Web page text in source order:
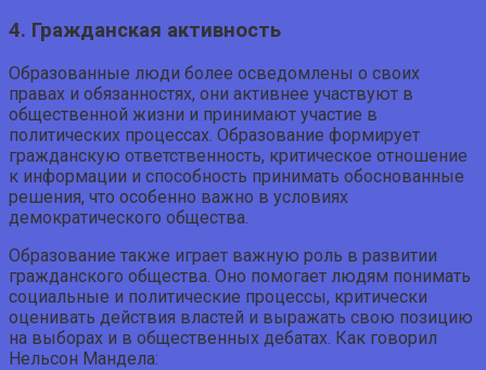
4. Гражданская активность
Образованные люди более осведомлены о своих
правах и обязанностях, они активнее участвуют в
общественной жизни и принимают участие в
политических процессах. Образование формирует
гражданскую ответственность, критическое отношение
к информации и способность принимать обоснованные
решения, что особенно важно в условиях
демократического общества.
Образование также играет важную роль в развитии
гражданского общества. Оно помогает людям понимать
социальные и политические процессы, критически
оценивать действия властей и выражать свою позицию
на выборах и в общественных дебатах. Как говорил
Нельсон Мандела: